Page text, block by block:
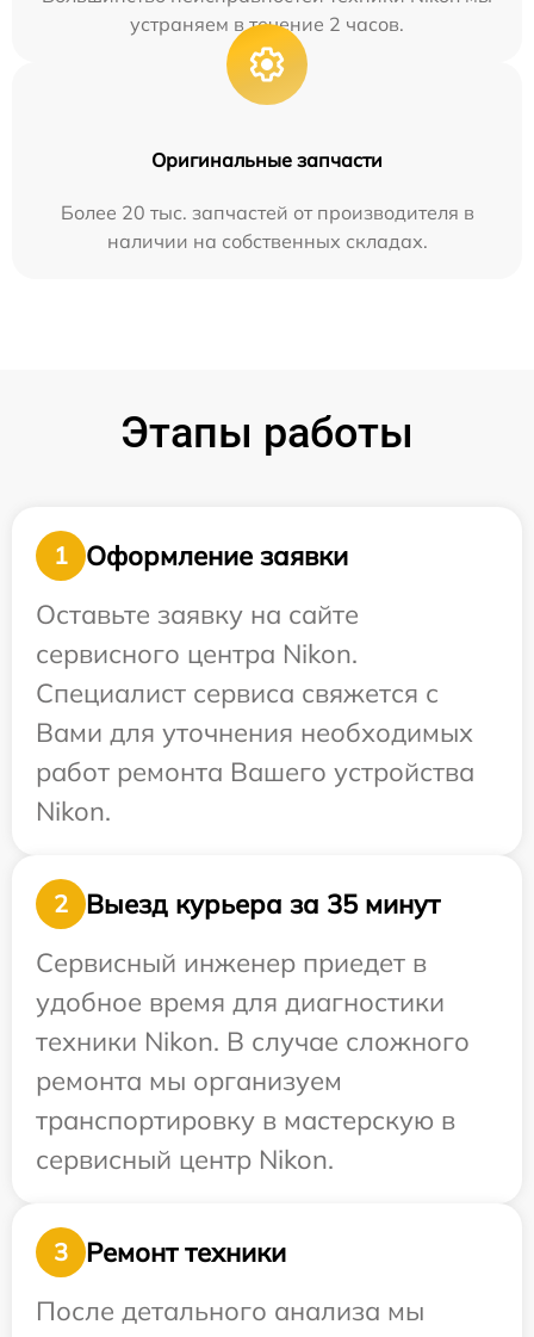
устраняем в течение 2 часов.
Оригинальные запчасти
Более 20 тыс. запчастей от производителя в
наличии на собственных складах.
Этапы работы
1
Оформление заявки
Оставьте заявку на сайте
сервисного центра Nikon.
Специалист сервиса свяжется с
Вами для уточнения необходимых
работ ремонта Вашего устройства
Nikon.
2
Выезд курьера за 35 минут
Сервисный инженер приедет в
удобное время для диагностики
техники Nikon. В случае сложного
ремонта мы организуем
транспортировку в мастерскую в
сервисный центр Nikon.
3
Ремонт техники
После детального анализа мы